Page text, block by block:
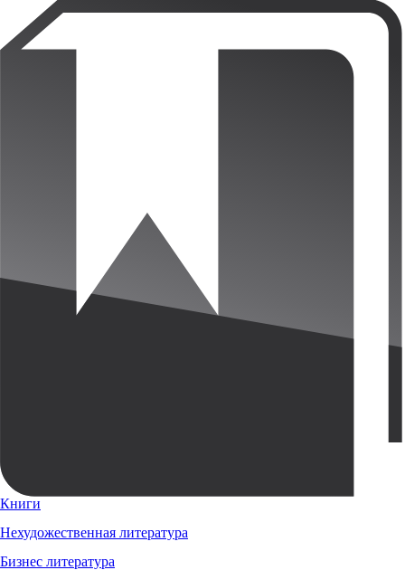
Книги
Нехудожественная литература
Бизнес литература